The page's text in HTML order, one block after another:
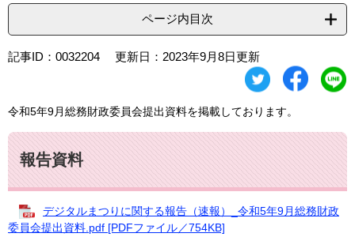
ページ内目次
記事ID：0032204 更新日：2023年9月8日更新
令和5年9月総務財政委員会提出資料を掲載しております。
報告資料
デジタルまつりに関する報告（速報）_令和5年9月総務財政
委員会提出資料.pdf [PDFファイル／754KB]